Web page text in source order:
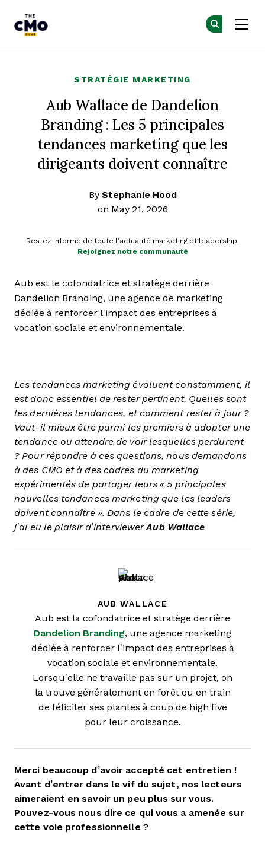
STRATÉGIE MARKETING
Aub Wallace de Dandelion
Branding : Les 5 principales
tendances marketing que les
dirigeants doivent connaître
By Stephanie Hood
on May 21, 2026
Restez informé de toute l’actualité marketing et leadership.
Rejoignez notre communauté
Aub est le cofondatrice et stratège derrière
Dandelion Branding, une agence de marketing
dédiée à renforcer l'impact des entreprises à
vocation sociale et environnementale.
Les tendances marketing évoluent constamment, il
est donc essentiel de rester pertinent. Quelles sont
les dernières tendances, et comment rester à jour ?
Vaut-il mieux être parmi les premiers à adopter une
tendance ou attendre de voir lesquelles perdurent
? Pour répondre à ces questions, nous demandons
à des CMO et à des cadres du marketing
expérimentés de partager leurs « 5 principales
nouvelles tendances marketing que les leaders
doivent connaître ». Dans le cadre de cette série,
j’ai eu le plaisir d’interviewerAub Wallace
AUB WALLACE
Aub est la cofondatrice et stratège derrière
Dandelion Branding, une agence marketing
dédiée à renforcer l’impact des entreprises à
vocation sociale et environnementale.
Lorsqu’elle ne travaille pas sur un projet, on
la trouve généralement en forêt ou en train
de féliciter ses plantes à coup de high five
pour leur croissance.
Merci beaucoup d’avoir accepté cet entretien !
Avant d’entrer dans le vif du sujet, nos lecteurs
aimeraient en savoir un peu plus sur vous.
Pouvez-vous nous dire ce qui vous a amenée sur
cette voie professionnelle ?